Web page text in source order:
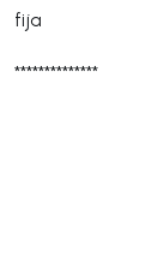
fija
**************